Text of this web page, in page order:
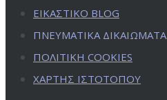
ΕΙΚΑΣΤΙΚΟ BLOG
ΠΝΕΥΜΑΤΙΚΑ ΔΙΚΑΙΩΜΑΤΑ
ΠΟΛΙΤΙΚΗ COOKIES
ΧΑΡΤΗΣ ΙΣΤΟΤΟΠΟΥ